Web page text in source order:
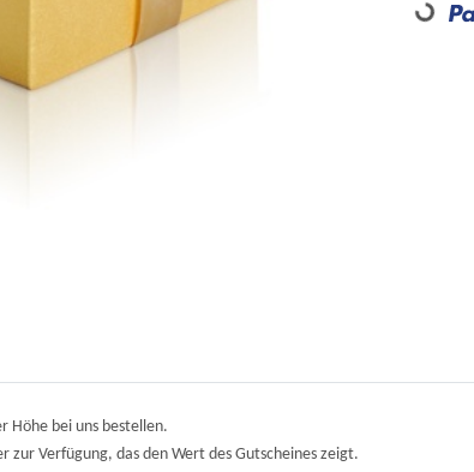
Loading...
Höhe bei uns bestellen.
zur Verfügung, das den Wert des Gutscheines zeigt.